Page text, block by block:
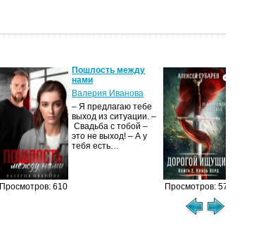
Просмотров: 610
Пошлость между
нами
Валерия Иванова
– Я предлагаю тебе
выход из ситуации. –
Свадьба с тобой –
это не выход! – А у
тебя есть…
Просмотров: 573